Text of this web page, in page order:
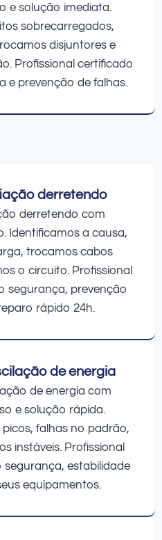
e solução imediata.
sobrecarregados,
disjuntores e
Profissional certificado
e prevenção de falhas.
derretendo
derretendo com
Identificamos a causa,
trocamos cabos
o circuito. Profissional
segurança, prevenção
rápido 24h.
de energia
de energia com
e solução rápida.
falhas no padrão,
instáveis. Profissional
estabilidade
equipamentos.